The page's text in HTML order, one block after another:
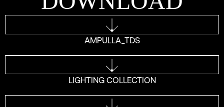
AMPULLA_TDS
LIGHTING COLLECTION